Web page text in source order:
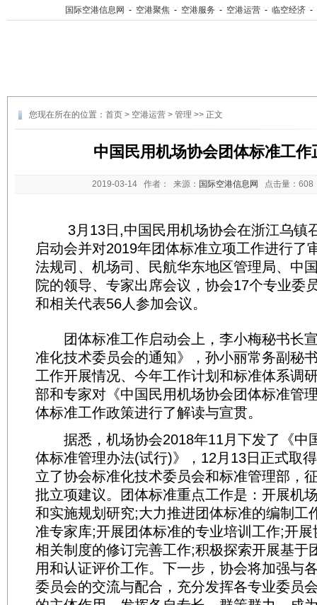
国际空港信息网 - 空港聚焦 - 空港服务 - 空港运营 - 临空经济 -
您现在所在的位置： 首页 > 空港运营 > 管理 >> 正文
中国民用机场协会团体标准工作
2019-03-14 作者： 来源： 国际空港信息网 点击量：
3月13日,中国民用机场协会在浙江乌镇
启动会并对2019年团体标准立项工作进行了
法规司、机场司、民航华东地区管理局、中
院的领导、专家出席会议，协会17个专业委
和相关代表56人参加会议。
团体标准工作启动会上，李小梅秘书长
准化技术委员会的通知》，孙小丽常务副秘
工作开展情况、今年工作计划和标准体系调
部和专家对《中国民用机场协会团体标准管
体标准工作政策进行了解读与宣贯。
据悉，机场协会2018年11月下发了《中
体标准管理办法(试行)》，12月13日正式取
立了协会标准化技术委员会和标准管理部，
批立项建议。团体标准重点工作是：开展机
和实施规划研究;大力推进团体标准的编制工
准专家库;开展团体标准的专业培训工作;开
相关制度的修订完善工作;积极探索开展基于
用和认证评价工作。下一步，协会将加强与
委员会的交流与配合，充分发挥各专业委员